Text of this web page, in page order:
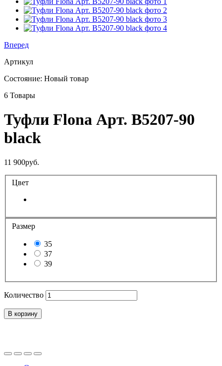
Вперед
Артикул
Состояние: Новый товар
6 Товары
Туфли Flona Арт. В5207-90
black
11 900руб.
Цвет
Размер
35
37
39
Количество
В корзину